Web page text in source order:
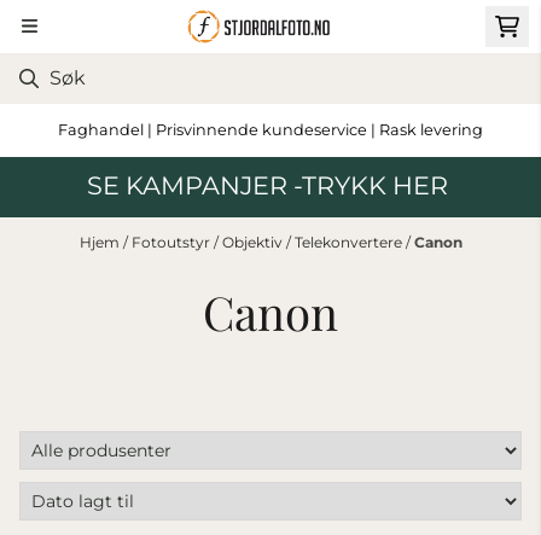
Hopp til innhold
Faghandel | Prisvinnende kundeservice | Rask levering
SE KAMPANJER -TRYKK HER
Hjem / Fotoutstyr /Objektiv /Telekonvertere /Canon
Canon